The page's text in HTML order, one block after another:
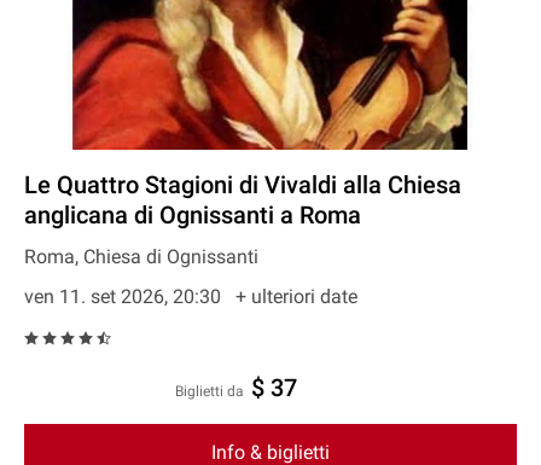
Le Quattro Stagioni di Vivaldi alla Chiesa
anglicana di Ognissanti a Roma
Roma, Chiesa di Ognissanti
ven 11. set 2026, 20:30
+ ulteriori date
Biglietti da $ 37
Info & biglietti